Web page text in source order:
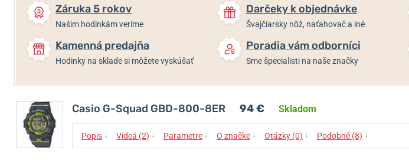
Záruka 5 rokov
Našim hodinkám veríme
Darčeky k objednávke
Švajčiarsky nôž, naťahovač a iné
Kamenná predajňa
Hodinky na sklade si môžete vyskúšať
Poradia vám odborníci
Sme špecialisti na naše značky
Casio G-Squad GBD-800-8ER 94 € Skladom
Popis ↓ Videá (2) ↓ Parametre ↓ O značke ↓ Otázky (0) ↓ Podobné (8) ↓